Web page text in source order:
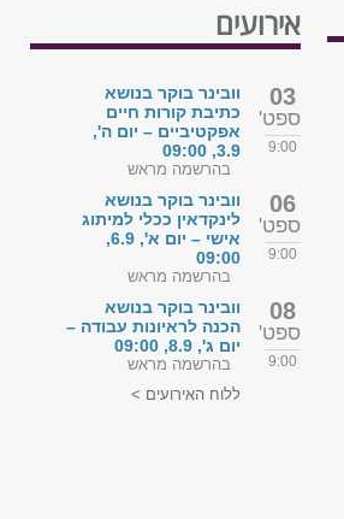
אירועים
03
ספט'
9:00
וובינר בוקר בנושא
כתיבת קורות חיים
אפקטיביים – יום ה',
3.9, 09:00
בהרשמה מראש
06
ספט'
9:00
וובינר בוקר בנושא
לינקדאין ככלי למיתוג
אישי – יום א', 6.9,
09:00
בהרשמה מראש
08
ספט'
9:00
וובינר בוקר בנושא
הכנה לראיונות עבודה –
יום ג', 8.9, 09:00
בהרשמה מראש
ללוח האירועים >